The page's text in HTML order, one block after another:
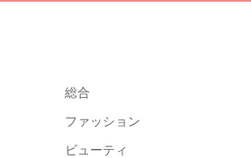
総合
ファッション
ビューティ